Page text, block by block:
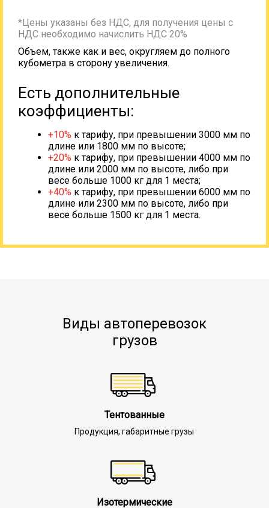
*Цены указаны без НДС, для получения цены с
НДС необходимо начислить НДС 20%
Объем, также как и вес, округляем до полного
кубометра в сторону увеличения.
Есть дополнительные
коэффициенты:
+10% к тарифу, при превышении 3000 мм по
длине или 1800 мм по высоте;
+20% к тарифу, при превышении 4000 мм по
длине или 2000 мм по высоте, либо при
весе больше 1000 кг для 1 места;
+40% к тарифу, при превышении 6000 мм по
длине или 2300 мм по высоте, либо при
весе больше 1500 кг для 1 места.
Виды автоперевозок
грузов
Тентованные
Продукция, габаритные грузы
Изотермические